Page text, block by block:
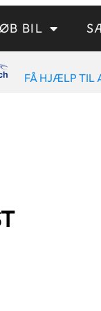
BIL
FÅ HJÆLP TIL